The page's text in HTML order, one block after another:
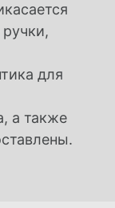
для
а также